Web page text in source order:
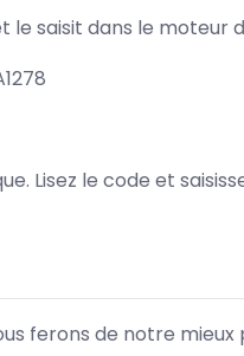
saisit dans le moteur
Lisez le code et
ferons de notre mieux